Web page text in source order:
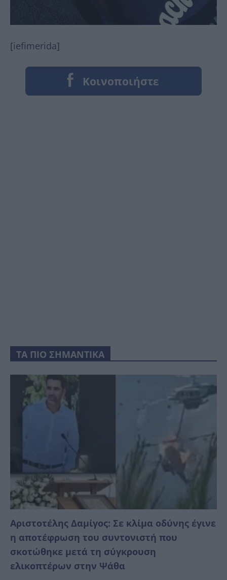
[iefimerida]
ΤΑ ΠΙΟ ΣΗΜΑΝΤΙΚΑ
Αριστοτέλης Δαμίγος: Σε κλίμα οδύνης έγινε
η αποτέφρωση του συντονιστή που
σκοτώθηκε μετά τη σύγκρουση
ελικοπτέρων στην Ψάθα